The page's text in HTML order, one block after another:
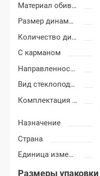
Материал обивки подиумов
Размер динамиков
Количество динамиков
С карманом
Направленность
Вид стеклоподъемников
Комплектация подиумов
Назначение
Страна
Единица измерения
Размеры упаковки